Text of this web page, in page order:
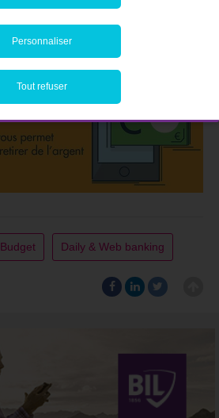
Budget Daily & Web banking
Personnaliser
Tout refuser